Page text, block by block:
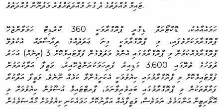
ޓައިމް މުއްދަތުގެ ދެ ގުނަ މުއްދަތަށްވުރެ މަދުނޫން މުއްދަތެވެ.
ހަމައެއާއެކު، ޑޮކްޓޯރަލް ޑިގްރީ ޕްރޮގްރާމަކީ 360 ކްރެޑިޓް ހަމަވާންޖެހޭ
ޕްރޮގްރާމަކަށްވެފައި، މި ޕްރޮގްރާމަކީ ގިނަ ޢަދަދެއްގެ ދިރާސާތައް އެކުލެވޭ
ޕްރޮގްރާމެއްކަމުން މި ޕްރޮގްރާމުގައި އެންމެ މަދުވެގެން ފުލްޓައިމްކޮށް 3 (ތިނެއް) އަހަރު
ދުވަހުގެ ތެރޭގައި 3,600 ގަޑިއިރު ފުރިހަމަކުރަންޖެހޭއިރު، ވަޒީފާ އަދާކުރަމުން
ފުލްޓައިމްކޮށް މި ޕްރޮގްރާމުގައި ކިޔެވުމަކީ އެކަށީގެންވާ ކަމެއް ނޫނެވެ. ވަޒީފާ އަދާކުރާ
ފަރާތްތަކުން މި ޕްރޮގްރާމުގައި ބައިވެރިވާނަމަ، ޕާރޓްޓައިމް އުސޫލުން ކިޔެވުމަށް މި
އޮތޯރިޓީން އަންގަމެވެ. ނަމަވެސް، ވަޒީފާއެއް އަދާނުކޮށް ހަމައެކަނި ކިޔެވުމަށް ޚާއްޞަވެގެން